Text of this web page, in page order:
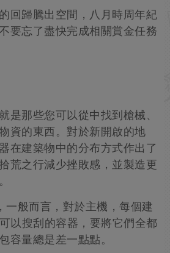
回歸騰出空間，八月時周年紀
要忘了盡快完成相關賞金任務
是那些您可以從中找到槍械、
資的東西。對於新開啟的地
在建築物中的分布方式作出了
荒之行減少挫敗感，並製造更
一般而言，對於主機，每個建
以搜刮的容器，要將它們全都
容量總是差一點點。